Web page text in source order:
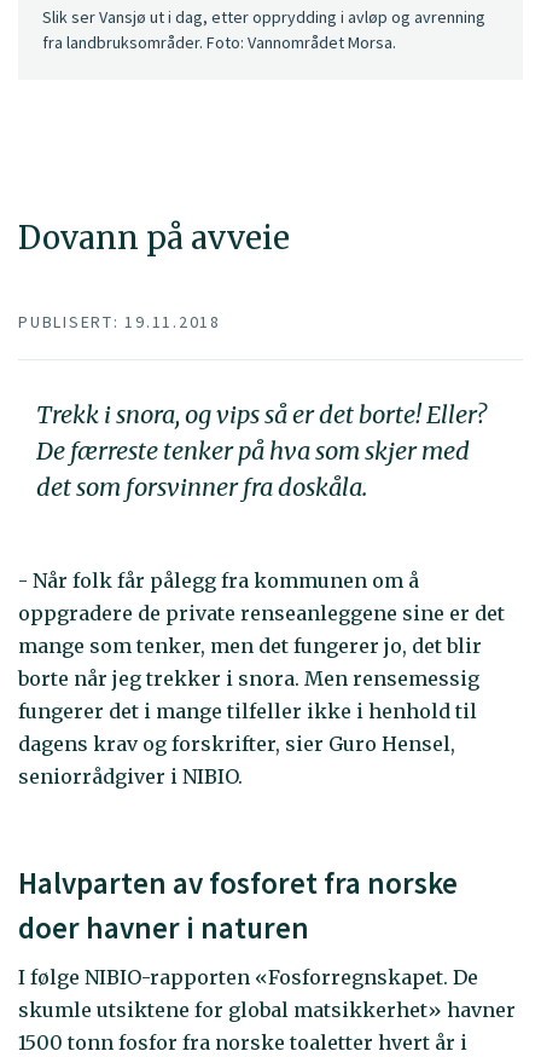
Dovann på avveie
Slik ser Vansjø ut i dag, etter opprydding i avløp og avrenning
fra landbruksområder. Foto: Vannområdet Morsa.
PUBLISERT: 19.11.2018
Trekk i snora, og vips så er det borte! Eller?
De færreste tenker på hva som skjer med
det som forsvinner fra doskåla.
- Når folk får pålegg fra kommunen om å
oppgradere de private renseanleggene sine er det
mange som tenker, men det fungerer jo, det blir
borte når jeg trekker i snora. Men rensemessig
fungerer det i mange tilfeller ikke i henhold til
dagens krav og forskrifter, sier Guro Hensel,
seniorrådgiver i NIBIO.
Halvparten av fosforet fra norske
doer havner i naturen
I følge NIBIO-rapporten «Fosforregnskapet. De
skumle utsiktene for global matsikkerhet» havner
1500 tonn fosfor fra norske toaletter hvert år i